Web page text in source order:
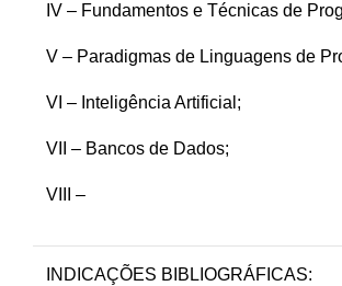
IV – Fundamentos e Técnicas de
V – Paradigmas de Linguagens de
VI – Inteligência Artificial;
VII – Bancos de Dados;
VIII –
INDICAÇÕES BIBLIOGRÁFICAS: